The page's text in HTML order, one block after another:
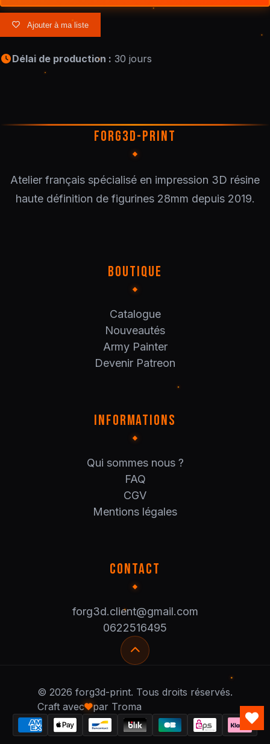
Ajouter à ma liste
Délai de production : 30 jours
FORG3D-PRINT
Atelier français spécialisé en impression 3D résine
haute définition de figurines 28mm depuis 2019.
BOUTIQUE
Catalogue
Nouveautés
Army Painter
Devenir Patreon
INFORMATIONS
Qui sommes nous ?
FAQ
CGV
Mentions légales
CONTACT
forg3d.client@gmail.com
0622516495
© 2026 forg3d-print. Tous droits réservés.
Craft avec
par Troma